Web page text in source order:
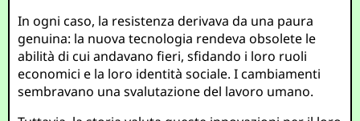
In ogni caso, la resistenza derivava da una paura
genuina: la nuova tecnologia rendeva obsolete le
abilità di cui andavano fieri, sfidando i loro ruoli
economici e la loro identità sociale. I cambiamenti
sembravano una svalutazione del lavoro umano.